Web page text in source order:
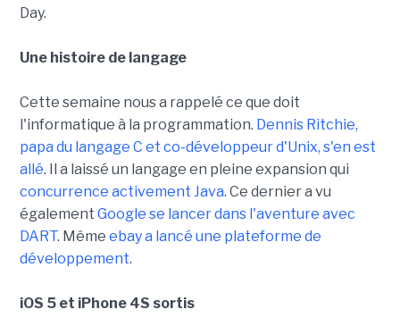
Day.
Une histoire de langage
Cette semaine nous a rappelé ce que doit
l'informatique à la programmation. Dennis Ritchie,
papa du langage C et co-développeur d'Unix, s'en est
allé. Il a laissé un langage en pleine expansion qui
concurrence activement Java. Ce dernier a vu
également Google se lancer dans l'aventure avec
DART. Même ebay a lancé une plateforme de
développement.
iOS 5 et iPhone 4S sortis